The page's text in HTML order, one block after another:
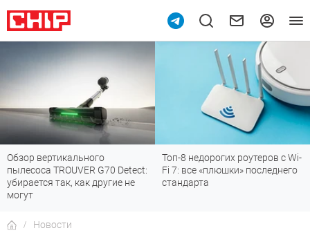
Топ-8 недорогих роутеров с Wi-
Fi 7: все «плюшки» последнего
стандарта
7 мессенджеров, которые
отлично работают в России
Новости